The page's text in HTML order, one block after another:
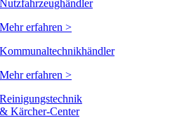
Nutzfahrzeughändler
Mehr erfahren >
Kommunaltechnikhändler
Mehr erfahren >
Reinigungstechnik
& Kärcher-Center